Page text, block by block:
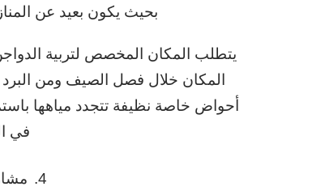
بحيث يكون بعيد عن
يتطلب المكان المخصص لتربية
المكان خلال فصل الصيف ومن البرد
أحواض خاصة نظيفة تتجدد مياهها
في
4.